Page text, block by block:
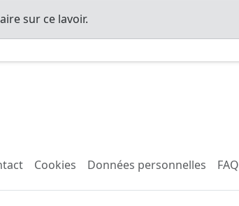
sur ce lavoir.
Cookies Données personnelles FAQ